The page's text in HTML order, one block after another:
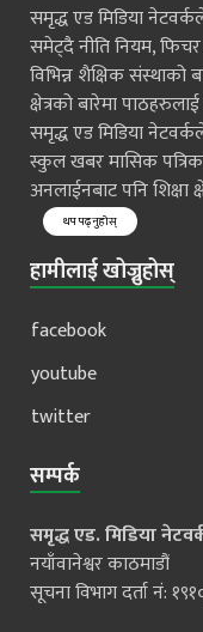
समृद्ध एड मिडिया
समेट्दै नीति नियम,
विभिन्न शैक्षिक संस्थाको
क्षेत्रको बारेमा
समृद्ध एड मिडिया
स्कुल खबर मासिक
अनलाईनबाट पनि
थप पढ्नुहोस्
हामीलाई खोज्नुहोस्
facebook
youtube
twitter
सम्पर्क
समृद्ध एड. मिडिया
नयाँवानेश्वर काठमाडौं
सूचना विभाग दर्ता नं: